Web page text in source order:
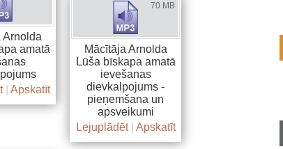
Arnolda
amatā
| Apskatīt
70 MB
Mācītāja Arnolda
Lūša bīskapa amatā
ievešanas
dievkalpojums -
pieņemšana un
apsveikumi
Lejuplādēt| Apskatīt